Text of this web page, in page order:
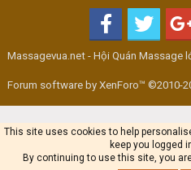
Massagevua.net - Hội Quán Massage
Forum software by XenForo™ ©2010-
This site uses cookies to help
keep you logged
By continuing to use this site, you